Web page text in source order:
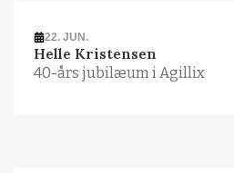
22. JUN.
Helle Kristensen
40-års jubilæum i Agillix